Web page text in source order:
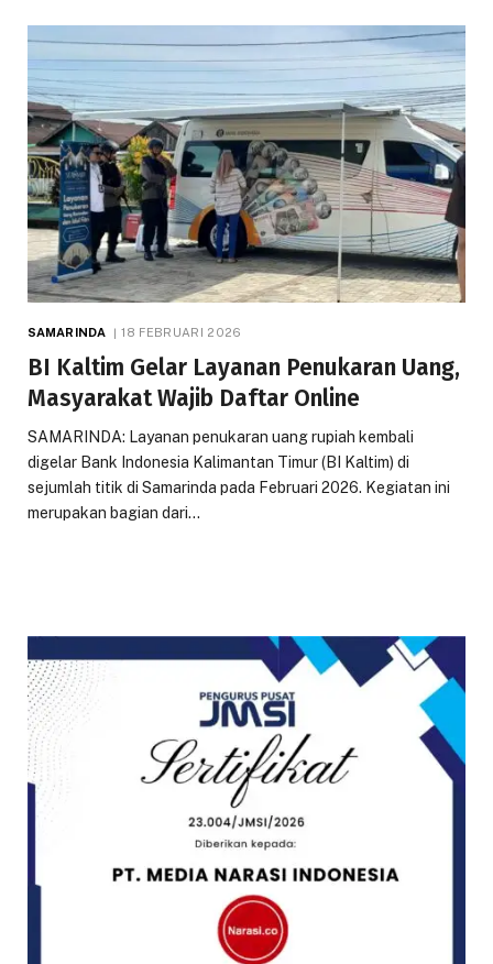
SAMARINDA 18 FEBRUARI 2026
BI Kaltim Gelar Layanan Penukaran Uang,
Masyarakat Wajib Daftar Online
SAMARINDA: Layanan penukaran uang rupiah kembali
digelar Bank Indonesia Kalimantan Timur (BI Kaltim) di
sejumlah titik di Samarinda pada Februari 2026. Kegiatan ini
merupakan bagian dari…